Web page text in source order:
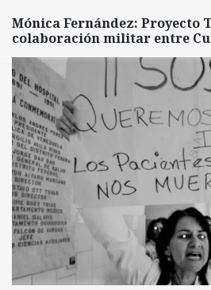
Mónica Fernández: Proyecto
colaboración militar entre